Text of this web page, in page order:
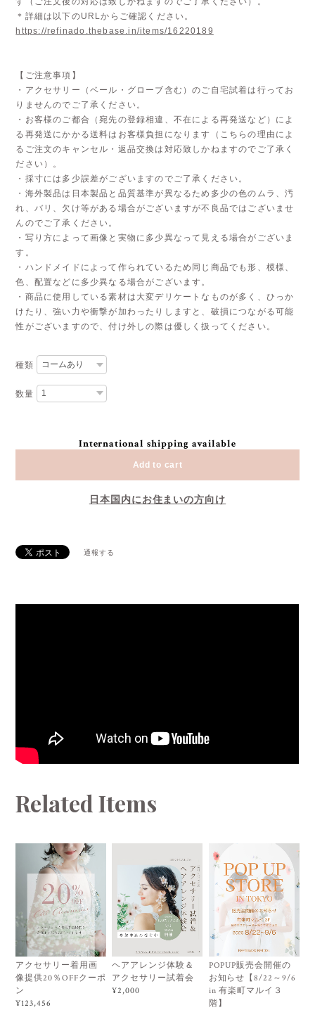
＊詳細は以下のURLからご確認ください。
https://refinado.thebase.in/items/16220189
【ご注意事項】
・アクセサリー（ベール・グローブ含む）のご自宅試着は行ってお
りませんのでご了承ください。
・お客様のご都合（宛先の登録相違、不在による再発送など）によ
る再発送にかかる送料はお客様負担になります（こちらの理由によ
るご注文のキャンセル・返品交換は対応致しかねますのでご了承く
ださい）。
・採寸には多少誤差がございますのでご了承ください。
・海外製品は日本製品と品質基準が異なるため多少の色のムラ、汚
れ、バリ、欠け等がある場合がございますが不良品ではございませ
んのでご了承ください。
・写り方によって画像と実物に多少異なって見える場合がございま
す。
・ハンドメイドによって作られているため同じ商品でも形、模様、
色、配置などに多少異なる場合がございます。
・商品に使用している素材は大変デリケートなものが多く、ひっか
けたり、強い力や衝撃が加わったりしますと、破損につながる可能
性がございますので、付け外しの際は優しく扱ってください。
種類
数量
International shipping available
Add to cart
日本国内にお住まいの方向け
通報する
Related Items
アクセサリー着用画
像提供20％OFFクーポ
ン
¥123,456
ヘアアレンジ体験＆
アクセサリー試着会
¥2,000
POPUP販売会開催の
お知らせ【8/22～9/6
in 有楽町マルイ３
階】